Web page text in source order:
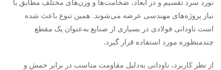
نورد سرد تقسیم و در ابعاد، ضخامت‌ها و وزن‌های مختلف مطابق با
نیاز پروژه‌های مهندسی عرضه می‌شوند. همین تنوع باعث شده
است ناودانی فولادی در بسیاری از صنایع به‌عنوان یک مقطع
چندمنظوره مورد استفاده قرار گیرد.
از نظر کاربرد، ناودانی به‌دلیل مقاومت مناسب در برابر خمش و